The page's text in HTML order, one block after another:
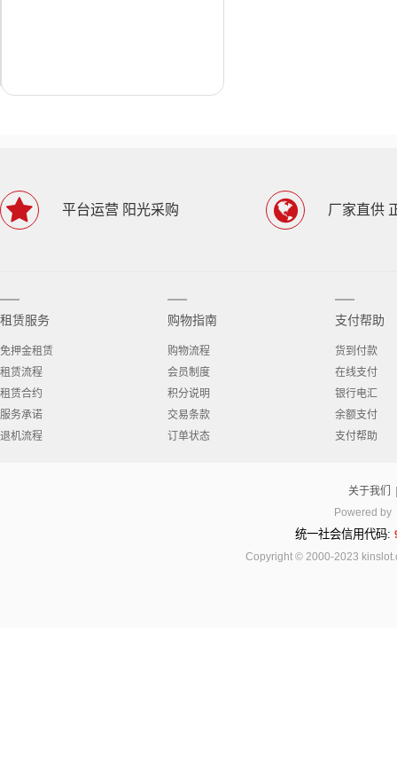
平台运营 阳光采购 厂家直供
租赁服务
免押金租赁
租赁流程
租赁合约
服务承诺
退机流程
购物指南
购物流程
会员制度
积分说明
交易条款
订单状态
支付帮助
货到付款
在线支付
银行电汇
余额支付
支付帮助
关于我们
Powered by
统一社会信用代码:
Copyright © 2000-2023